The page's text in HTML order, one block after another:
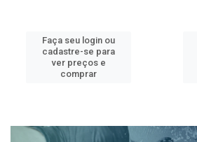
Faça seu login ou
cadastre-se para
ver preços e
comprar